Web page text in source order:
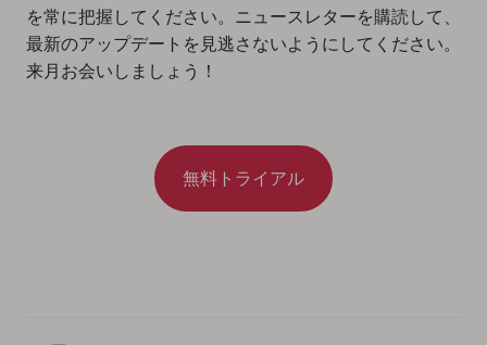
を常に把握してください。ニュースレターを購読して、
最新のアップデートを見逃さないようにしてください。
来月お会いしましょう！
無料トライアル